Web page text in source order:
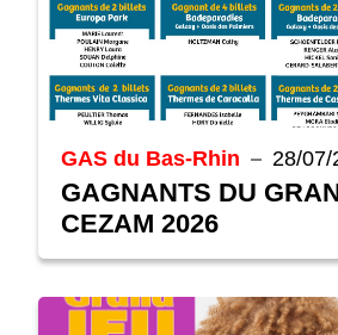
GAS du Bas-Rhin 28/07/
GAGNANTS DU
CEZAM 2026